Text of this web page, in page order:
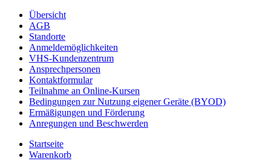
Übersicht
AGB
Standorte
Anmeldemöglichkeiten
VHS-Kundenzentrum
Ansprechpersonen
Kontaktformular
Teilnahme an Online-Kursen
Bedingungen zur Nutzung eigener Geräte (BYOD)
Ermäßigungen und Förderung
Anregungen und Beschwerden
Startseite
Warenkorb